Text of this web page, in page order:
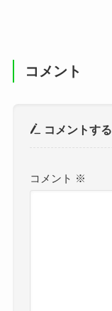
コメント
コメントする
コメント ※